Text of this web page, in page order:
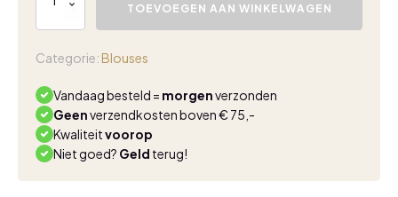
aantal
TOEVOEGEN AAN WINKELWAGEN
Categorie: Blouses
Vandaag besteld = morgenverzonden
Geenverzendkosten boven € 75,-
Kwaliteitvoorop
Niet goed? Geld terug!